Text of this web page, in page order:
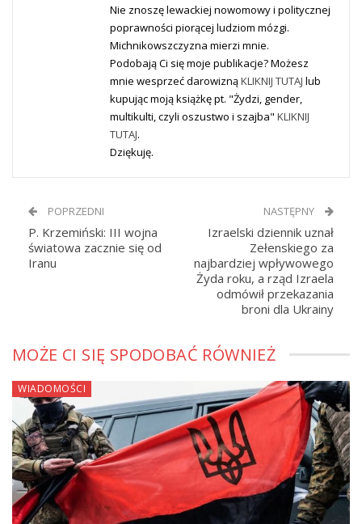
Nie znoszę lewackiej nowomowy i politycznej
poprawności piorącej ludziom mózgi.
Michnikowszczyzna mierzi mnie.
Podobają Ci się moje publikacje? Możesz
mnie wesprzeć darowiznąKLIKNIJ TUTAJ lub
kupując moją książkę pt. "Żydzi, gender,
multikulti, czyli oszustwo i szajba" KLIKNIJ
TUTAJ.
Dziękuję.
POPRZEDNI
P. Krzemiński: III wojna
światowa zacznie się od
Iranu
NASTĘPNY
Izraelski dziennik uznał
Zełenskiego za
najbardziej wpływowego
Żyda roku, a rząd Izraela
odmówił przekazania
broni dla Ukrainy
MOŻE CI SIĘ SPODOBAĆ RÓWNIEŻ
WIADOMOŚCI